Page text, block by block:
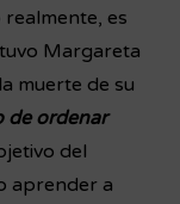
es
tuvo Margareta
muerte de su
de ordenar
del
aprender a